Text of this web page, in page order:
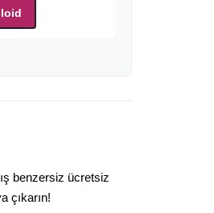
benzersiz ücretsiz
çıkarın!